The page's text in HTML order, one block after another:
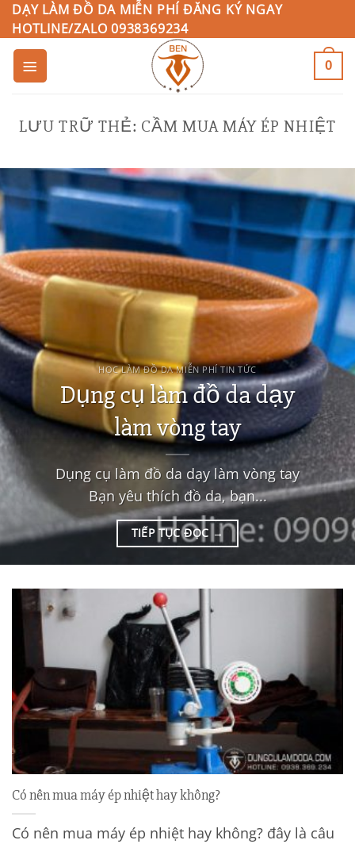
Bỏ
qua
nội
DẠY LÀM ĐỒ DA MIỄN PHÍ ĐĂNG KÝ NGAY
HOTLINE/ZALO 0938369234
0
LƯU TRỮ THẺ: CẦM MUA MÁY ÉP NHIỆT
HỌC LÀM ĐỒ DA MIỄN PHÍ TIN TỨC
Dụng cụ làm đồ da dạy
làm vòng tay
Dụng cụ làm đồ da dạy làm vòng tay
Bạn yêu thích đồ da, bạn...
TIẾP TỤC ĐỌC →
Có nên mua máy ép nhiệt hay không?
Có nên mua máy ép nhiệt hay không? đây là câu